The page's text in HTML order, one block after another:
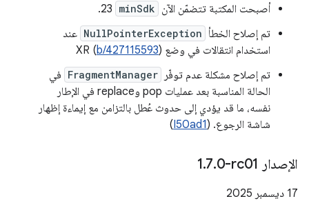
أصبحت المكتبة تتضمّن الآن minSdk
تم إصلاح الخطأ NullPointerException عند
استخدام انتقالات في وضع XR ( b/427115593)
تم إصلاح مشكلة عدم توفّر
FragmentManager في
الحالة المناسبة بعد عمليات pop وreplace في الإطار
نفسه، ما قد يؤدي إلى حدوث عُطل بالتزامن مع إيماءة إظهار
شاشة الرجوع. (I50ad1
)
الإصدار ‎1 .7.0-rc01
‫17 ديسمبر 2025